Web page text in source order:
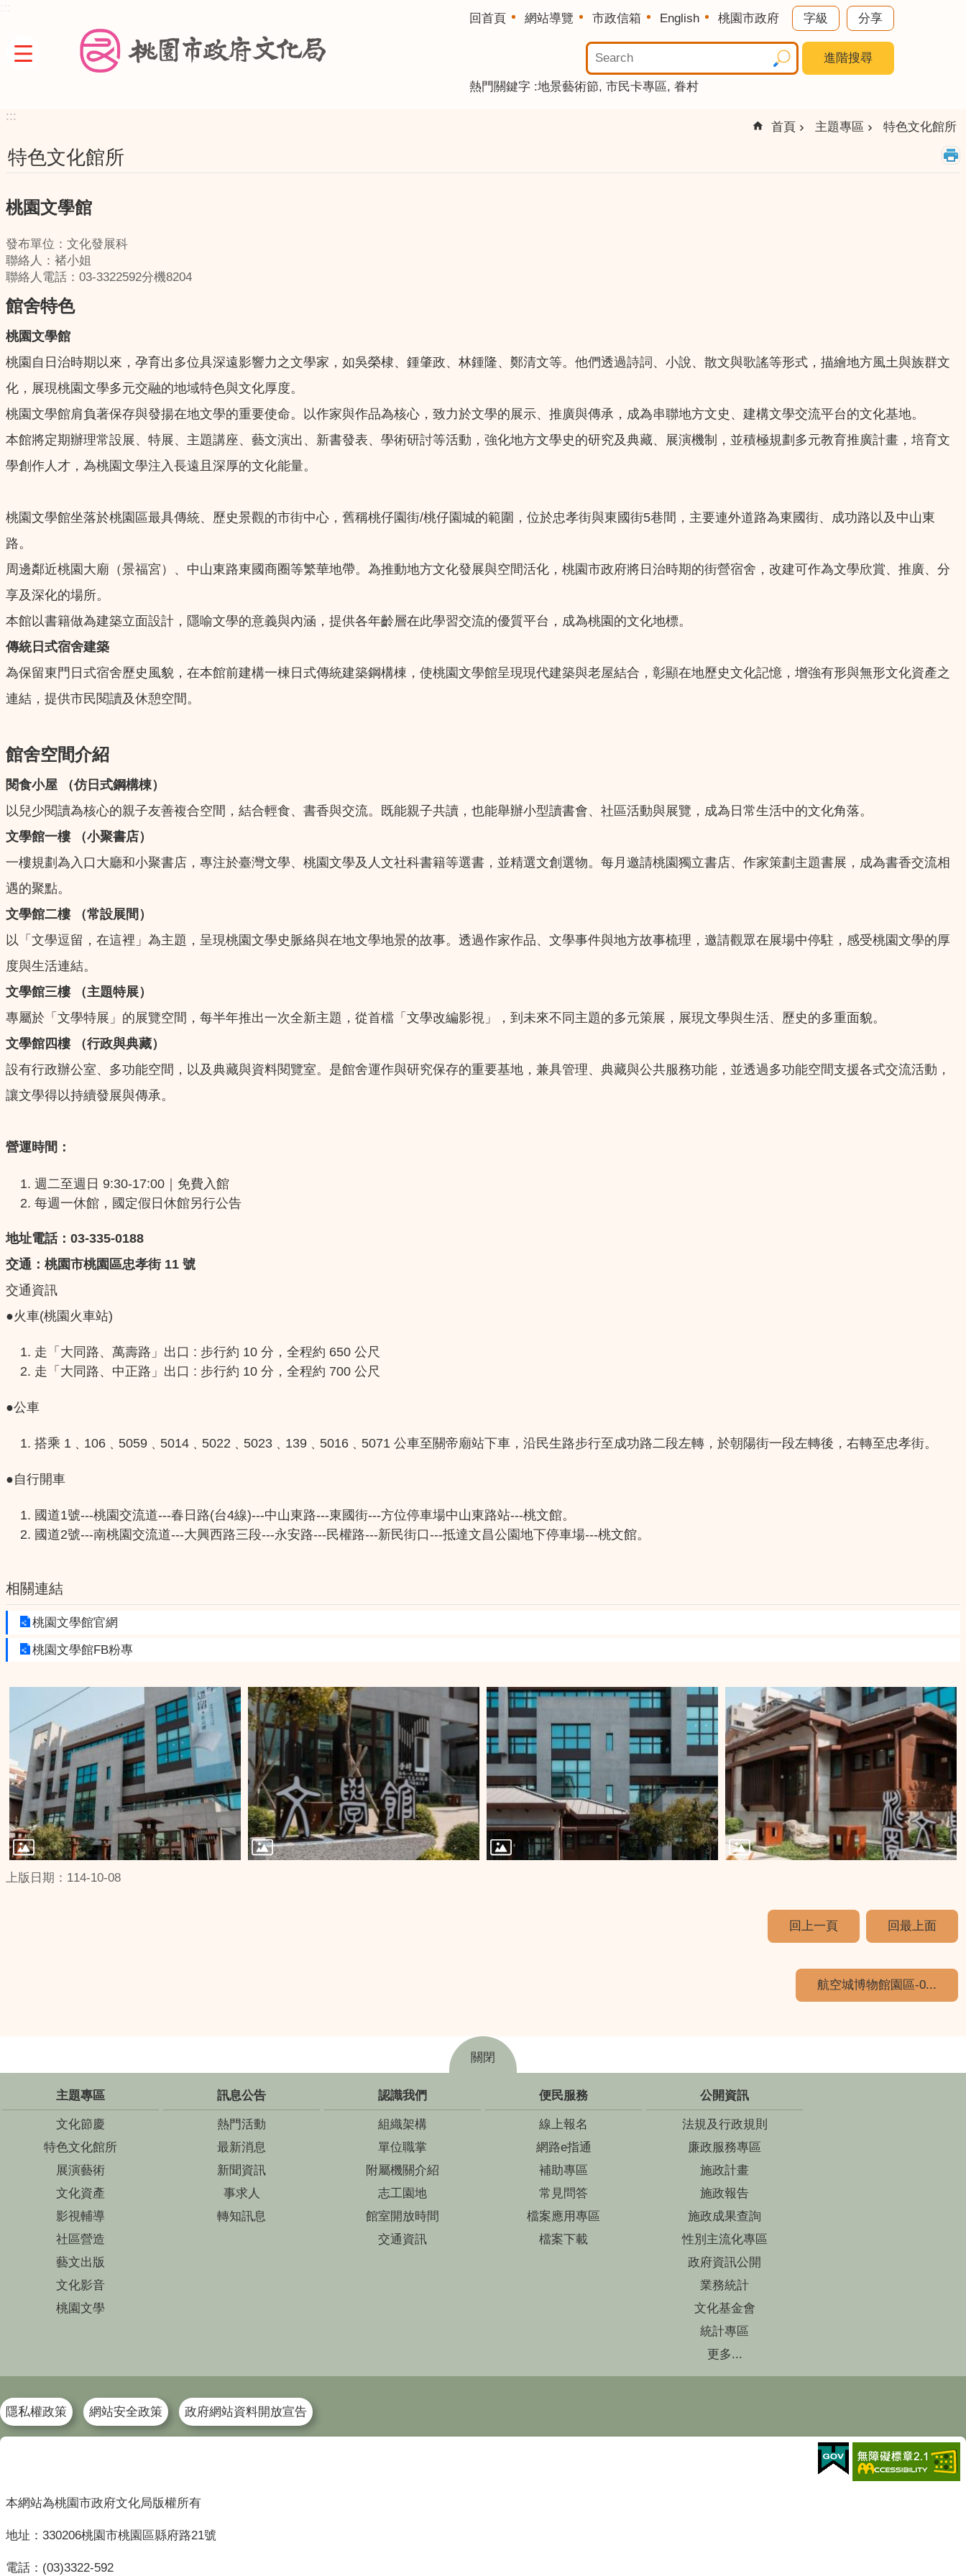
回首頁 網站導覽 市政信箱 English 桃園市政府 字級 分享
進階搜尋
熱門關鍵字 地景藝術節 市民卡專區 眷村
:::
首頁 主題專區 特色文化館所
特色文化館所
桃園文學館
發布單位：文化發展科
聯絡人：褚小姐
聯絡人電話：03-3322592分機8204
館舍特色
桃園文學館
桃園自日治時期以來，孕育出多位具深遠影響力之文學家，如吳榮棣、鍾肇政、林鍾隆、鄭清文等。他們透過詩詞、小說、散文與歌謠等形式，描繪地方風土與族群文
化，展現桃園文學多元交融的地域特色與文化厚度。
桃園文學館肩負著保存與發揚在地文學的重要使命。以作家與作品為核心，致力於文學的展示、推廣與傳承，成為串聯地方文史、建構文學交流平台的文化基地。
本館將定期辦理常設展、特展、主題講座、藝文演出、新書發表、學術研討等活動，強化地方文學史的研究及典藏、展演機制，並積極規劃多元教育推廣計畫，培育文
學創作人才，為桃園文學注入長遠且深厚的文化能量。
桃園文學館坐落於桃園區最具傳統、歷史景觀的市街中心，舊稱桃仔園街/桃仔園城的範圍，位於忠孝街與東國街5巷間，主要連外道路為東國街、成功路以及中山東
路。
周邊鄰近桃園大廟（景福宮）、中山東路東國商圈等繁華地帶。為推動地方文化發展與空間活化，桃園市政府將日治時期的街營宿舍，改建可作為文學欣賞、推廣、分
享及深化的場所。
本館以書籍做為建築立面設計，隱喻文學的意義與內涵，提供各年齡層在此學習交流的優質平台，成為桃園的文化地標。
傳統日式宿舍建築
為保留東門日式宿舍歷史風貌，在本館前建構一棟日式傳統建築鋼構棟，使桃園文學館呈現現代建築與老屋結合，彰顯在地歷史文化記憶，增強有形與無形文化資產之
連結，提供市民閱讀及休憩空間。
館舍空間介紹
閱食小屋 （仿日式鋼構棟）
以兒少閱讀為核心的親子友善複合空間，結合輕食、書香與交流。既能親子共讀，也能舉辦小型讀書會、社區活動與展覽，成為日常生活中的文化角落。
文學館一樓 （小聚書店）
一樓規劃為入口大廳和小聚書店，專注於臺灣文學、桃園文學及人文社科書籍等選書，並精選文創選物。每月邀請桃園獨立書店、作家策劃主題書展，成為書香交流相
遇的聚點。
文學館二樓 （常設展間）
以「文學逗留，在這裡」為主題，呈現桃園文學史脈絡與在地文學地景的故事。透過作家作品、文學事件與地方故事梳理，邀請觀眾在展場中停駐，感受桃園文學的厚
度與生活連結。
文學館三樓 （主題特展）
專屬於「文學特展」的展覽空間，每半年推出一次全新主題，從首檔「文學改編影視」，到未來不同主題的多元策展，展現文學與生活、歷史的多重面貌。
文學館四樓 （行政與典藏）
設有行政辦公室、多功能空間，以及典藏與資料閱覽室。是館舍運作與研究保存的重要基地，兼具管理、典藏與公共服務功能，並透過多功能空間支援各式交流活動，
讓文學得以持續發展與傳承。
營運時間：
週二至週日 9:30-17:00｜免費入館
每週一休館，國定假日休館另行公告
地址電話：03-335-0188
交通：桃園市桃園區忠孝街 11 號
交通資訊
●火車(桃園火車站)
走「大同路、萬壽路」出口 : 步行約 10 分，全程約 650 公尺
走「大同路、中正路」出口 : 步行約 10 分，全程約 700 公尺
●公車
搭乘 1﹑106﹑5059﹑5014﹑5022﹑5023﹑139﹑5016﹑5071 公車至關帝廟站下車，沿民生路步行至成功路二段左轉，於朝陽街一段左轉後，右轉至忠孝街。
●自行開車
國道1號---桃園交流道---春日路(台4線)---中山東路---東國街---方位停車場中山東路站---桃文館。
國道2號---南桃園交流道---大興西路三段---永安路---民權路---新民街口---抵達文昌公園地下停車場---桃文館。
相關連結
桃園文學館官網
桃園文學館FB粉專
上版日期：114-10-08
回上一頁 回最上面
航空城博物館園區-0...
關閉
主題專區
文化節慶
特色文化館所
展演藝術
文化資產
影視輔導
社區營造
藝文出版
文化影音
桃園文學
訊息公告
熱門活動
最新消息
新聞資訊
事求人
轉知訊息
認識我們
組織架構
單位職掌
附屬機關介紹
志工園地
館室開放時間
交通資訊
便民服務
線上報名
網路e指通
補助專區
常見問答
檔案應用專區
檔案下載
公開資訊
法規及行政規則
廉政服務專區
施政計畫
施政報告
施政成果查詢
性別主流化專區
政府資訊公開
業務統計
文化基金會
統計專區
更多...
隱私權政策 網站安全政策 政府網站資料開放宣告
本網站為桃園市政府文化局版權所有
地址：330206桃園市桃園區縣府路21號
電話：(03)3322-592